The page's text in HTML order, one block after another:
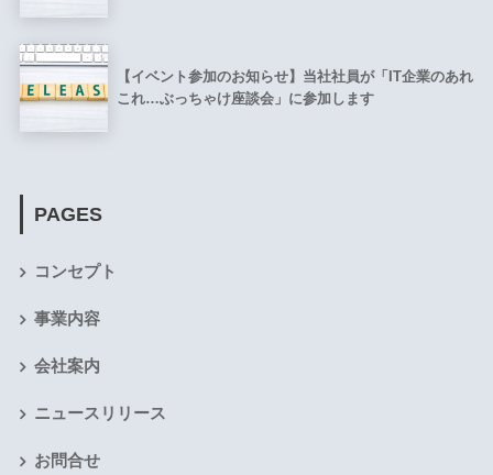
【イベント参加のお知らせ】当社社員が「IT企業のあれ
これ…ぶっちゃけ座談会」に参加します
PAGES
コンセプト
事業内容
会社案内
ニュースリリース
お問合せ